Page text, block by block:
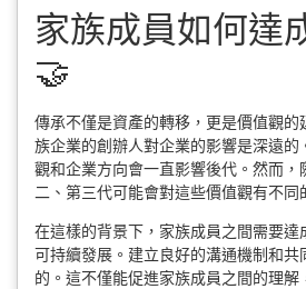
家族成員如何達
🤝
傳承不僅是資產的轉移，更是價值觀的
族企業的創辦人對企業的影響是深遠的
觀和企業方向會一直影響後代。然而，
二、第三代可能會對這些價值觀有不同
在這樣的背景下，家族成員之間需要達
可持續發展。建立良好的溝通機制和共
的。這不僅能促進家族成員之間的理